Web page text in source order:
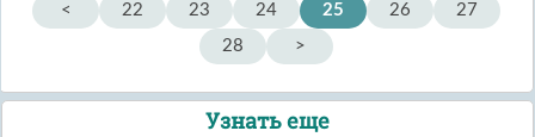
< 22 23 24 25 26
27
28
>
Узнать еще